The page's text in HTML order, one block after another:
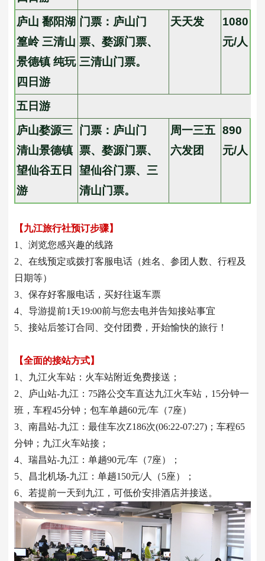
庐山 鄱阳湖
篁岭 三清山
景德镇 纯玩
四日游
门票：庐山门
票、婺源门票、
三清山门票。
天天发
1080
元/人
五日游
庐山婺源三
清山景德镇
望仙谷五日
游
门票：庐山门
票、婺源门票、
望仙谷门票、三
清山门票。
周一三五
六发团
890
元/人
【九江旅行社预订步骤】
1、浏览您感兴趣的线路
2、在线预定或拨打客服电话（姓名、参团人数、行程及
日期等）
3、保存好客服电话，买好往返车票
4、导游提前1天19:00前与您去电并告知接站事宜
5、接站后签订合同、交付团费，开始愉快的旅行！
【全面的接站方式】
1、九江火车站：火车站附近免费接送；
2、庐山站-九江：75路公交车直达九江火车站，15分钟一
班，车程45分钟；包车单趟60元/车（7座）
3、南昌站-九江：最佳车次Z186次(06:22-07:27)；车程65
分钟；九江火车站接；
4、瑞昌站-九江：单趟90元/车（7座）；
5、昌北机场-九江：单趟150元/人（5座）；
6、若提前一天到九江，可低价安排酒店并接送。